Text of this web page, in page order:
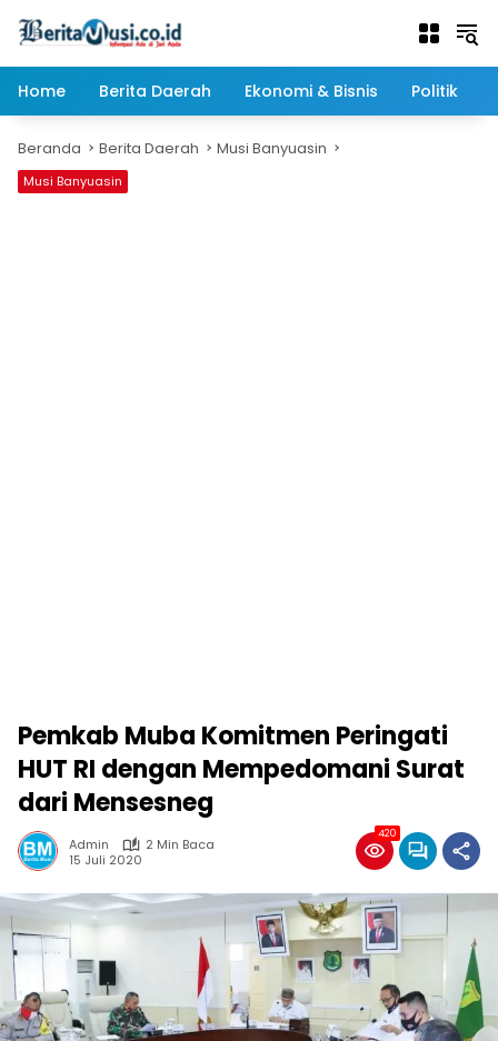
Home
Berita Daerah Ekonomi & Bisnis Politik
Beranda Berita Daerah Musi Banyuasin
Musi Banyuasin
Pemkab Muba Komitmen Peringati
HUT RI dengan Mempedomani Surat
dari Mensesneg
Admin
2 Min Baca
15 Juli 2020
420